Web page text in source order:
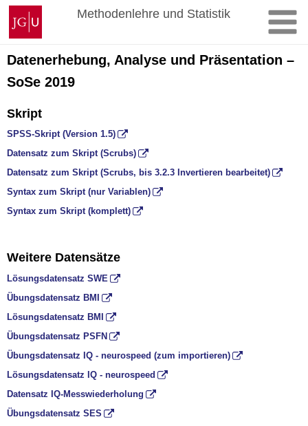
Zum
Inhalt
springen
Johannes
Gutenberg-
Universität
Mainz
Methodenlehre und Statistik
Datenerhebung, Analyse und Präsentation –
SoSe 2019
Skript
SPSS-Skript (Version 1.5)
Datensatz zum Skript (Scrubs)
Datensatz zum Skript (Scrubs, bis 3.2.3 Invertieren bearbeitet)
Syntax zum Skript (nur Variablen)
Syntax zum Skript (komplett)
Weitere Datensätze
Lösungsdatensatz SWE
Übungsdatensatz BMI
Lösungsdatensatz BMI
Übungsdatensatz PSFN
Übungsdatensatz IQ - neurospeed (zum importieren)
Lösungsdatensatz IQ - neurospeed
Datensatz IQ-Messwiederholung
Übungsdatensatz SES